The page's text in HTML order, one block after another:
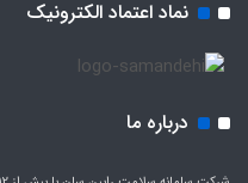
نماد اعتماد الکترونیک
درباره ما